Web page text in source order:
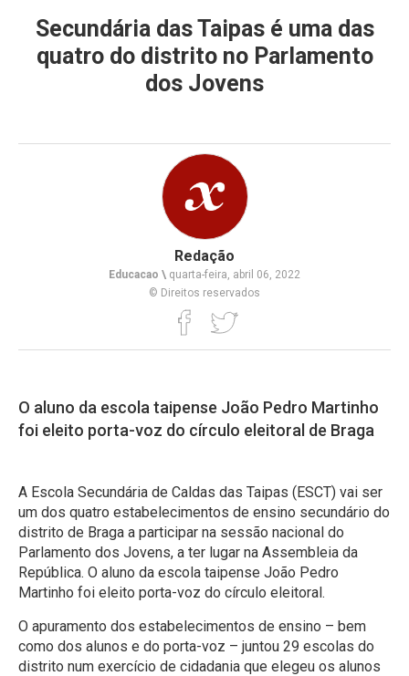
Secundária das Taipas é uma das
quatro do distrito no Parlamento
dos Jovens
Redação
Educacao \ quarta-feira, abril 06, 2022
© Direitos reservados
O aluno da escola taipense João Pedro Martinho
foi eleito porta-voz do círculo eleitoral de Braga
A Escola Secundária de Caldas das Taipas (ESCT) vai ser
um dos quatro estabelecimentos de ensino secundário do
distrito de Braga a participar na sessão nacional do
Parlamento dos Jovens, a ter lugar na Assembleia da
República. O aluno da escola taipense João Pedro
Martinho foi eleito porta-voz do círculo eleitoral.
O apuramento dos estabelecimentos de ensino – bem
como dos alunos e do porta-voz – juntou 29 escolas do
distrito num exercício de cidadania que elegeu os alunos